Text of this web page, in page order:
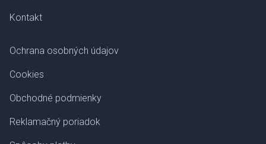
Kontakt
Ochrana osobných údajov
Cookies
Obchodné podmienky
Reklamačný poriadok